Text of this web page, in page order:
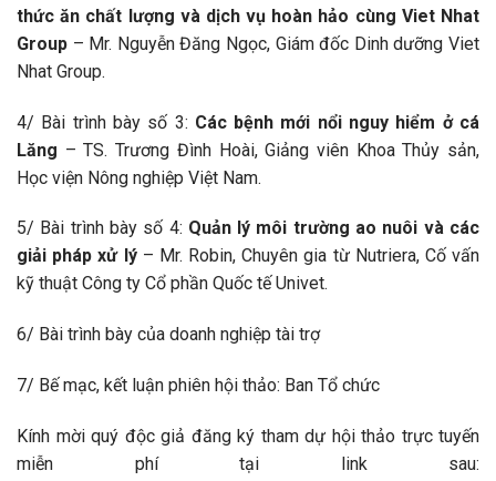
thức ăn chất lượng và dịch vụ hoàn hảo cùng Viet Nhat
Group – Mr. Nguyễn Đăng Ngọc, Giám đốc Dinh dưỡng Viet
Nhat Group.
4/ Bài trình bày số 3: Các bệnh mới nổi nguy hiểm ở cá
Lăng – TS. Trương Đình Hoài, Giảng viên Khoa Thủy sản,
Học viện Nông nghiệp Việt Nam.
5/ Bài trình bày số 4: Quản lý môi trường ao nuôi và các
giải pháp xử lý– Mr. Robin, Chuyên gia từ Nutriera, Cố vấn
kỹ thuật Công ty Cổ phần Quốc tế Univet.
6/ Bài trình bày của doanh nghiệp tài trợ
7/ Bế mạc, kết luận phiên hội thảo: Ban Tổ chức
Kính mời quý độc giả đăng ký tham dự hội thảo trực tuyến
miễn phí tại link sau: